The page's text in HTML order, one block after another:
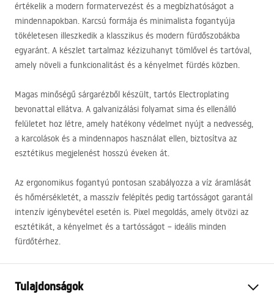
értékelik a modern formatervezést és a megbízhatóságot a
mindennapokban. Karcsú formája és minimalista fogantyúja
tökéletesen illeszkedik a klasszikus és modern fürdőszobákba
egyaránt. A készlet tartalmaz kézizuhanyt tömlővel és tartóval,
amely növeli a funkcionalitást és a kényelmet fürdés közben.
Magas minőségű sárgarézből készült, tartós Electroplating
bevonattal ellátva. A galvanizálási folyamat sima és ellenálló
felületet hoz létre, amely hatékony védelmet nyújt a nedvesség,
a karcolások és a mindennapos használat ellen, biztosítva az
esztétikus megjelenést hosszú éveken át.
Az ergonomikus fogantyú pontosan szabályozza a víz áramlását
és hőmérsékletét, a masszív felépítés pedig tartósságot garantál
intenzív igénybevétel esetén is. Pixel megoldás, amely ötvözi az
esztétikát, a kényelmet és a tartósságot – ideális minden
fürdőtérhez.
Tulajdonságok